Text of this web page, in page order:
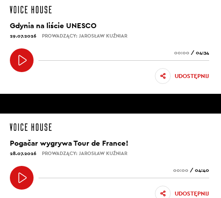
Gdynia na liście UNESCO
29.07.2026 PROWADZĄCY: JAROSŁAW KUŹNIAR
00:00 / 04:34
UDOSTĘPNIJ
Pogačar wygrywa Tour de France!
28.07.2026 PROWADZĄCY: JAROSŁAW KUŹNIAR
00:00 / 04:40
UDOSTĘPNIJ